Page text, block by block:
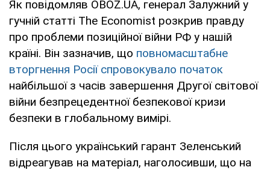
Як повідомляв OBOZ.UA, генерал Залужний у
гучній статті The Economist розкрив правду
про проблеми позиційної війни РФ у нашій
країні. Він зазначив, що повномасштабне
вторгнення Росії спровокувало початок
найбільшої з часів завершення Другої світової
війни безпрецедентної безпекової кризи
безпеки в глобальному вимірі.
Після цього український гарант Зеленський
відреагував на матеріал, наголосивши, що на